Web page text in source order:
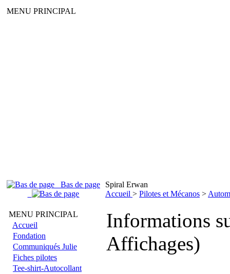
MENU PRINCIPAL
Bas de page
MENU PRINCIPAL
Accueil
Fondation
Communiqués Julie
Fiches pilotes
Tee-shirt-Autocollant
Spiral Erwan
Accueil > Pilotes et Mécanos >
Informations
Affichages)